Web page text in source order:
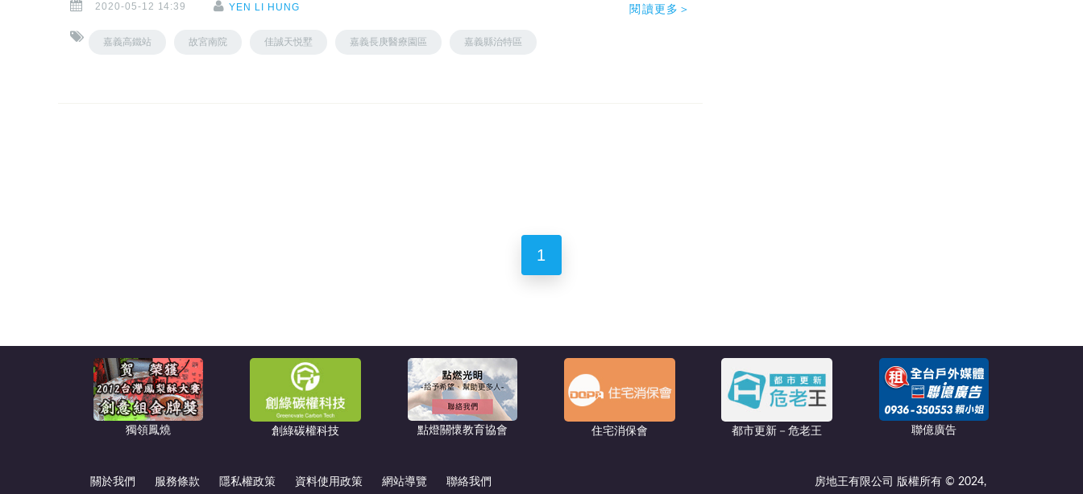
2020-05-12 14:39 YEN LI HUNG
嘉義高鐵站 故宮南院 佳誠天悦墅 嘉義長庚醫療園區 嘉義縣治特區
閱讀更多＞
1
獨領鳳燒 創綠碳權科技 點燈關懷教育協會 住宅消保會 都市更新－危老王 聯億廣告
關於我們 服務條款 隱私權政策 資料使用政策 網站導覽 聯絡我們 房地王有限公司 版權所有 © 2024,